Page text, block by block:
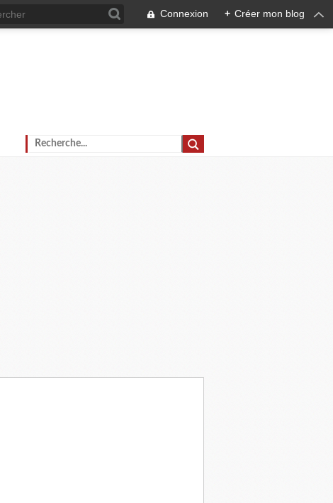
Connexion + Créer mon blog